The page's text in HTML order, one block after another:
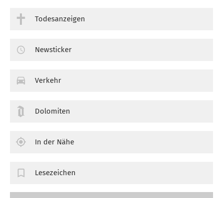
Todesanzeigen
Newsticker
Verkehr
Dolomiten
In der Nähe
Lesezeichen